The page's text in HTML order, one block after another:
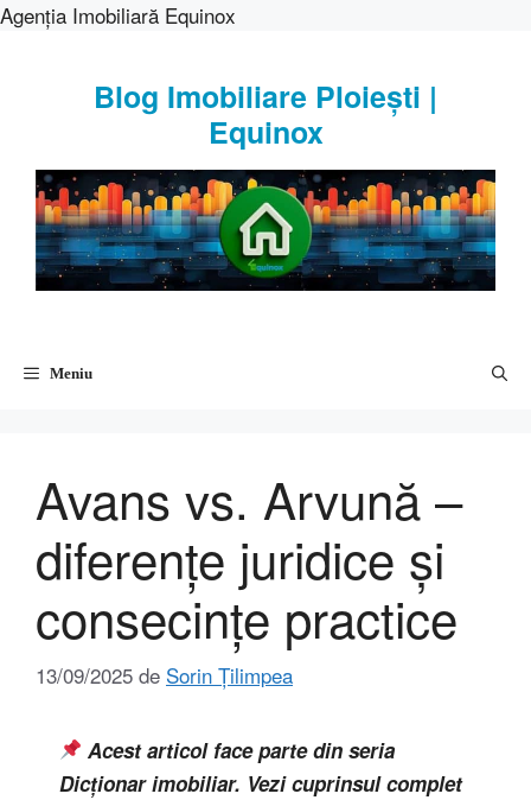
Agenția Imobiliară Equinox
Blog Imobiliare Ploiești |
Equinox
Meniu
Avans vs. Arvună –
diferențe juridice și
consecințe practice
13/09/2025 de Sorin Țilimpea
Acest articol face parte din seria
Dicționar imobiliar. Vezi cuprinsul complet